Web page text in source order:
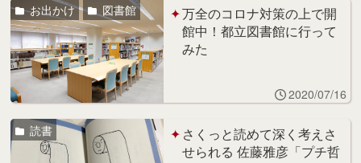
万全のコロナ対策の上で開
館中！都立図書館に行って
みた
お出かけ 図書館
2020/07/16
さくっと読めて深く考えさ
せられる 佐藤雅彦「プチ哲
読書